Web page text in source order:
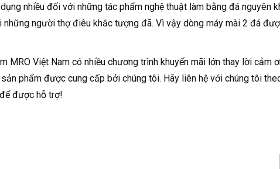
nhiều đối với những tác phẩm nghệ thuật làm bằng đá nguyên
người thợ điêu khắc tượng đã. Vì vậy dòng máy mài 2 đá
MRO Việt Nam có nhiều chương trình khuyến mãi lớn thay lời cảm
phẩm được cung cấp bởi chúng tôi. Hãy liên hệ với chúng tôi
được hỗ trợ!